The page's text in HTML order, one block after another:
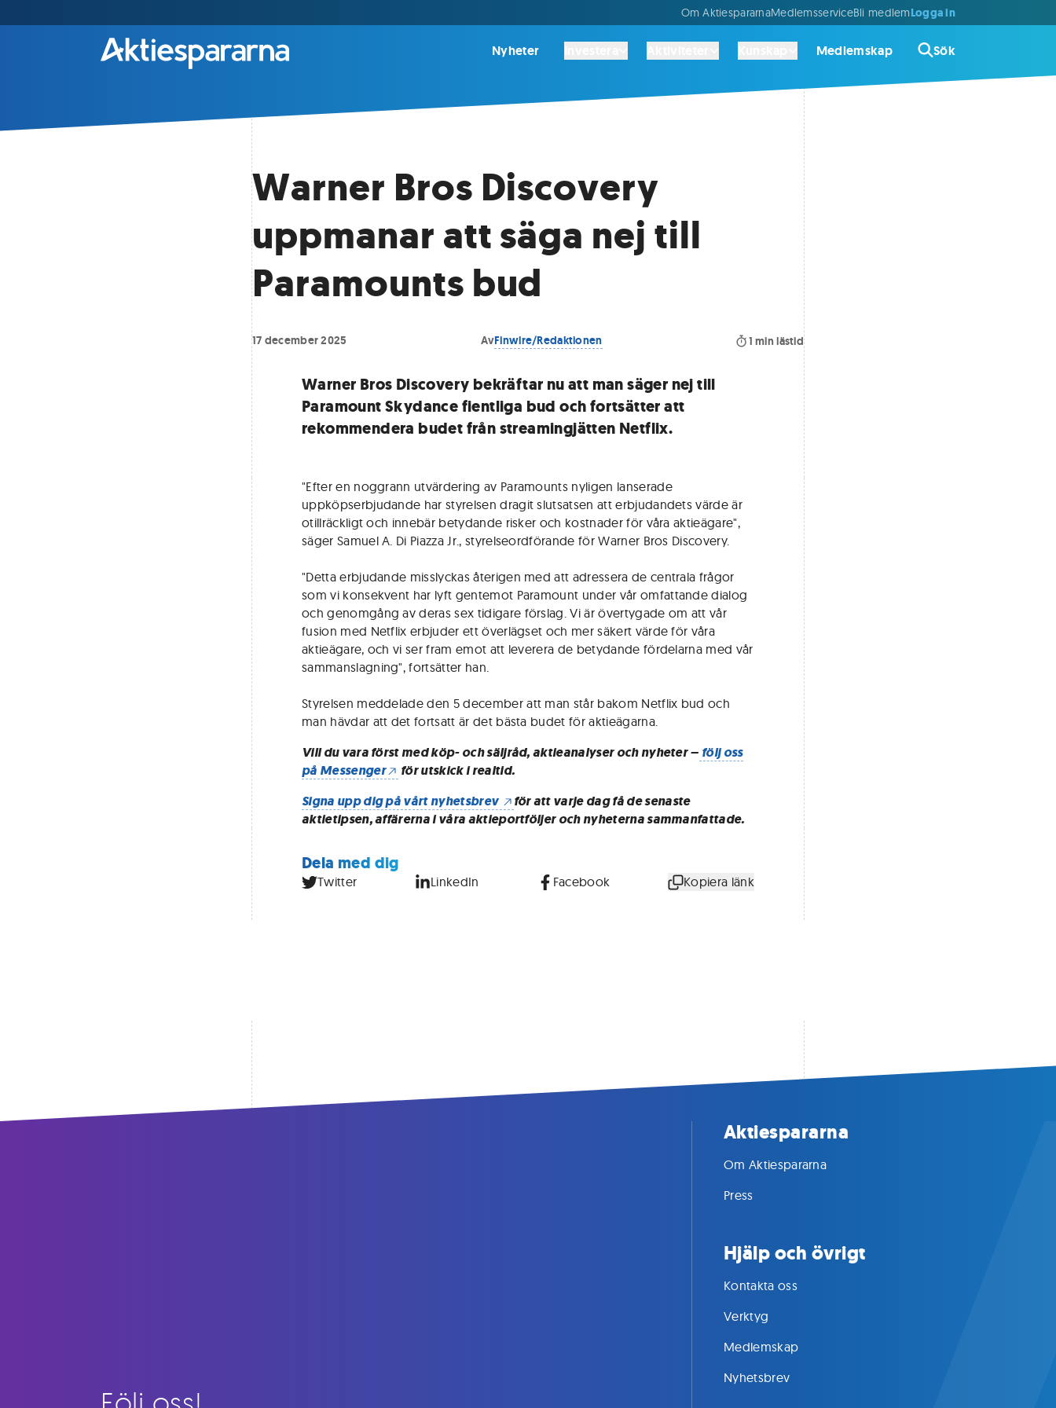
Om AktiespararnaMedlemsserviceBli medlemLogga in
Nyheter Medlemskap Sök
Warner Bros Discovery
uppmanar att säga nej till
Paramounts bud
17 december 2025 AvFinwire/Redaktionen 1 min lästid
Warner Bros Discovery bekräftar nu att man säger nej till
Paramount Skydance fientliga bud och fortsätter att
rekommendera budet från streamingjätten Netflix.
"Efter en noggrann utvärdering av Paramounts nyligen lanserade
uppköpserbjudande har styrelsen dragit slutsatsen att erbjudandets värde är
otillräckligt och innebär betydande risker och kostnader för våra aktieägare",
säger Samuel A. Di Piazza Jr., styrelseordförande för Warner Bros Discovery.
"Detta erbjudande misslyckas återigen med att adressera de centrala frågor
som vi konsekvent har lyft gentemot Paramount under vår omfattande dialog
och genomgång av deras sex tidigare förslag. Vi är övertygade om att vår
fusion med Netflix erbjuder ett överlägset och mer säkert värde för våra
aktieägare, och vi ser fram emot att leverera de betydande fördelarna med vår
sammanslagning", fortsätter han.
Styrelsen meddelade den 5 december att man står bakom Netflix bud och
man hävdar att det fortsatt är det bästa budet för aktieägarna.
Vill du vara först med köp- och säljråd, aktieanalyser och nyheter – följ oss
på Messenger
för utskick i realtid.
Signa upp dig på vårt nyhetsbrev
för att varje dag få de senaste
aktietipsen, affärerna i våra aktieportföljer och nyheterna sammanfattade.
Dela med dig
Twitter LinkedIn Facebook Kopiera länk
Aktiespararna
Om Aktiespararna
Press
Hjälp och övrigt
Kontakta oss
Verktyg
Medlemskap
Nyhetsbrev